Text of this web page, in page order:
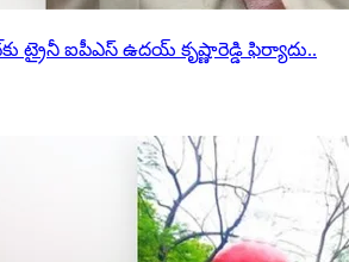
ట్రైనీ ఐపీఎస్ ఉదయ్ కృష్ణారెడ్డి ఫిర్యాదు..